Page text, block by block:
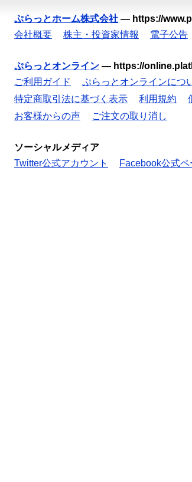
ぷらっとホーム株式会社 — https://
会社概要
株主・投資家情報 電子公告
ぷらっとオンライン — https://
ご利用ガイド
ぷらっとオンラインにつ
特定商取引法に基づく表示
利用規約
お客様からの声
ご注文の取り消し
ソーシャルメディア
Twitter公式アカウント
Facebook公式ペ